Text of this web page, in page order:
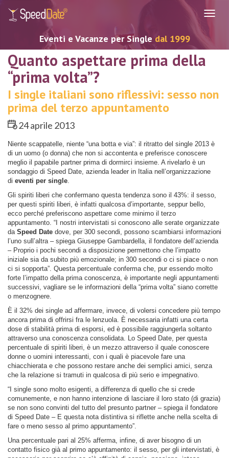
Eventi e Vacanze per Single dal 1999
Quanto aspettare prima della
“prima volta”?
I single italiani sono riflessivi: sesso non
prima del terzo appuntamento
24 aprile 2013
Niente scappatelle, niente “una botta e via”: il ritratto del single 2013 è
di un uomo (o donna) che non si accontenta e preferisce conoscere
meglio il papabile partner prima di dormirci insieme. A rivelarlo è un
sondaggio di Speed Date, azienda leader in Italia nell’organizzazione
di eventi per single.
Gli spiriti liberi che confermano questa tendenza sono il 43%: il sesso,
per questi spiriti liberi, è infatti qualcosa d’importante, seppur bello,
ecco perché preferiscono aspettare come minimo il terzo
appuntamento. “I nostri intervistati si conoscono alle serate organizzate
da Speed Date dove, per 300 secondi, possono scambiarsi informazioni
l’uno sull’altra – spiega Giuseppe Gambardella, il fondatore dell’azienda
– Proprio i pochi secondi a disposizione permettono che l’impatto
iniziale sia da subito più emozionale; in 300 secondi o ci si piace o non
ci si sopporta”. Questa percentuale conferma che, pur essendo molto
forte l’impatto della prima conoscenza, è importante negli appuntamenti
successivi, vagliare se le informazioni della “prima volta” siano corrette
o menzognere.
È il 32% dei single ad affermare, invece, di volersi concedere più tempo
ancora prima di offrirsi fra le lenzuola. È necessaria infatti una certa
dose di stabilità prima di esporsi, ed è possibile raggiungerla soltanto
attraverso una conoscenza consolidata. Lo Speed Date, per questa
percentuale di spiriti liberi, è un mezzo attraverso il quale conoscere
donne o uomini interessanti, con i quali è piacevole fare una
chiacchierata e che possono restare anche dei semplici amici, senza
che la relazione si tramuti in qualcosa di più serio e impegnativo.
“I single sono molto esigenti, a differenza di quello che si crede
comunemente, e non hanno intenzione di lasciare il loro stato (di grazia)
se non sono convinti del tutto del presunto partner – spiega il fondatore
di Speed Date – E questa nota distintiva si riflette anche nella scelta di
fare o meno sesso al primo appuntamento”.
Una percentuale pari al 25% afferma, infine, di aver bisogno di un
contatto fisico già al primo appuntamento: il sesso, per gli intervistati, è